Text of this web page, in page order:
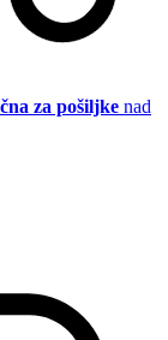
za pošiljke nad